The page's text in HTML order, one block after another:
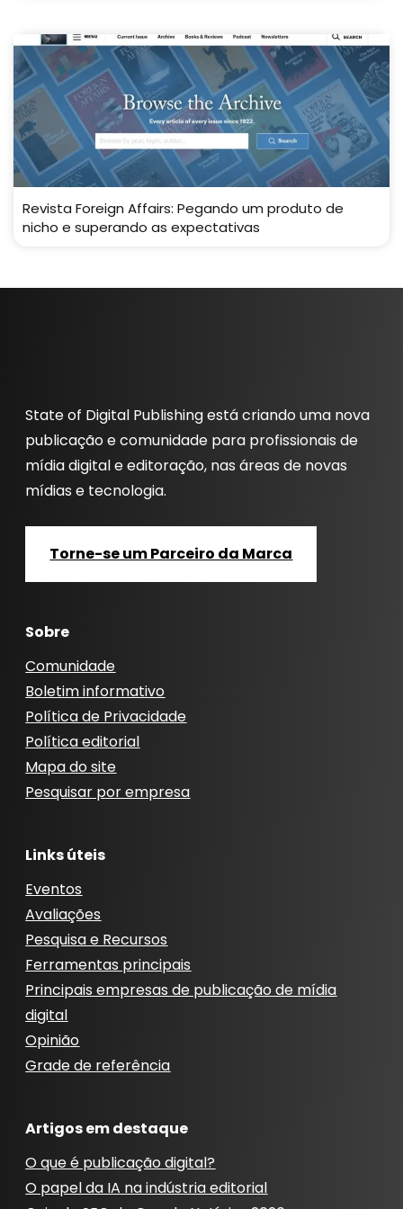
Revista Foreign Affairs: Pegando um produto de
nicho e superando as expectativas
State of Digital Publishing está criando uma nova
publicação e comunidade para profissionais de
mídia digital e editoração, nas áreas de novas
mídias e tecnologia.
Torne-se um Parceiro da Marca
Sobre
Comunidade
Boletim informativo
Política de Privacidade
Política editorial
Mapa do site
Pesquisar por empresa
Links úteis
Eventos
Avaliações
Pesquisa e Recursos
Ferramentas principais
Principais empresas de publicação de mídia
digital
Opinião
Grade de referência
Artigos em destaque
O que é publicação digital?
O papel da IA ​​na indústria editorial